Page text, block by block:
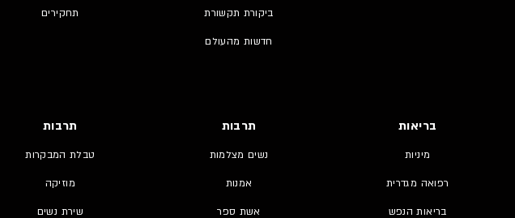
ביקורת תקשורת
חדשות מהעולם
תחקירים
בריאות
מיניות
רפואה מגדרית
בריאות הנפש
תרבות
נשים מצלמות
אמנות
אשת ספר
תרבות
טבלת המבקרות
מוזיקה
שירת נשים